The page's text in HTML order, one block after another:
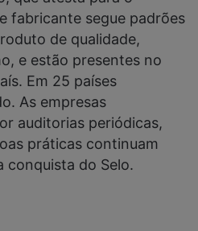
fabricante segue padrões
de qualidade,
e estão presentes no
Em 25 países
As empresas
auditorias periódicas,
práticas continuam
conquista do Selo.